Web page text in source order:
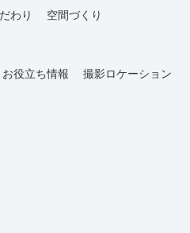
わり 空間づくり
お役立ち情報 撮影ロケーション